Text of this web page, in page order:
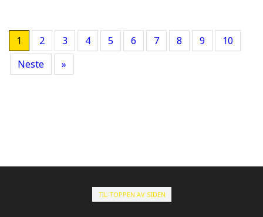
1 2 3 4 5 6 7 8 9
10
Neste
»
TIL TOPPEN AV SIDEN